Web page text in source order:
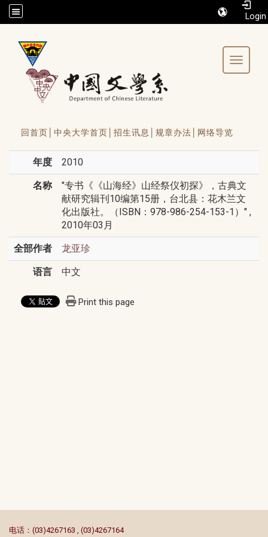
/accesskey"" title="Toolbar">:::
Toggle
回首页│ 中央大学首页│ 招生讯息│ 规章办法│ 网络导览
年度 2010
名称
"专书《《山海经》山经祭仪初探》，古典文
献研究辑刊10编第15册，台北县：花木兰文
化出版社。（ISBN：978-986-254-153-1）" ,
2010年03月
全部作者 龙亚珍
语言 中文
Print this page
电话：(03)4267163 , (03)4267164